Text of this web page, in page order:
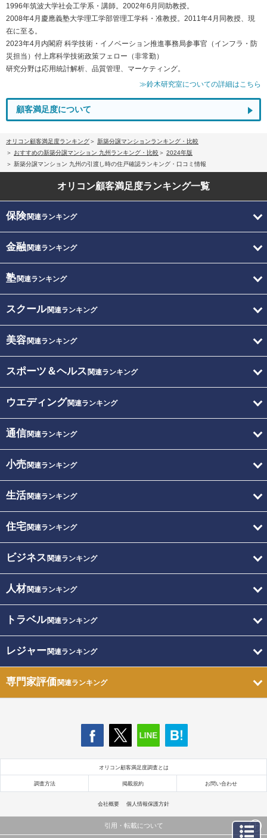
1996年筑波大学社会工学系・講師。2002年6月同助教授。
2008年4月慶應義塾大学理工学部管理工学科・准教授。2011年4月同教授、現
在に至る。
2023年4月内閣府 科学技術・イノベーション推進事務局参事官（インフラ・防
災担当）付上席科学技術政策フェロー（非常勤）
研究分野は応用統計解析、品質管理、マーケティング。
≫鈴木研究室についての詳細はこちら
顧客満足度について
オリコン顧客満足度ランキング
新築分譲マンションランキング・比較
おすすめの新築分譲マンション 九州ランキング・比較
2024年版
新築分譲マンション 九州の引渡し時の住戸確認ランキング・口コミ情報
オリコン顧客満足度ランキング一覧
保険関連ランキング
金融関連ランキング
塾関連ランキング
スクール関連ランキング
美容関連ランキング
スポーツ＆ヘルス 関連ランキング
ウエディング関連ランキング
通信関連ランキング
小売関連ランキング
生活関連ランキング
住宅関連ランキング
ビジネス 関連ランキング
人材関連ランキング
トラベル関連ランキング
レジャー関連ランキング
専門家評価関連ランキング
オリコン顧客満足度調査とは
調査方法 掲載規約 お問い合わせ
会社概要 個人情報保護方針
引用・転載について